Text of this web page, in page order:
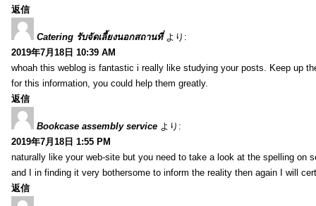
返信
Catering รับจัดเลี้ยงนอกสถานที่ より:
2019年7月18日 10:39 AM
whoah this weblog is fantastic i really like studying your posts. Keep up
for this information, you could help them greatly.
返信
Bookcase assembly service より:
2019年7月18日 1:55 PM
naturally like your web-site but you need to take a look at the spelling on
and I in finding it very bothersome to inform the reality then again I will
返信